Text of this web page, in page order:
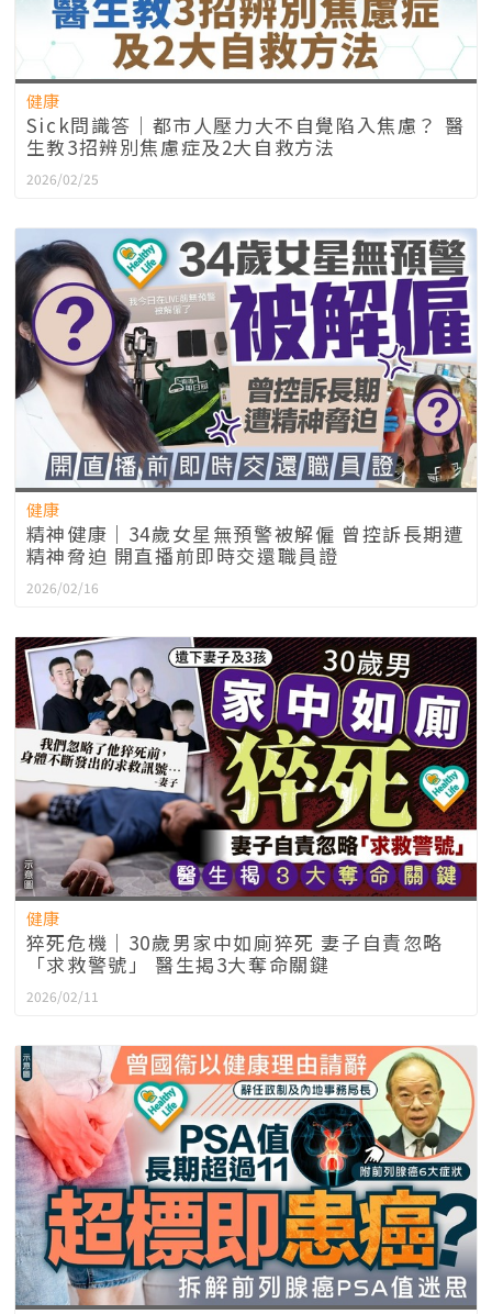
健康
Sick問識答｜都市人壓力大不自覺陷入焦慮？ 醫
生教3招辨別焦慮症及2大自救方法
2026/02/25
健康
精神健康｜34歲女星無預警被解僱 曾控訴長期遭
精神脅迫 開直播前即時交還職員證
2026/02/16
健康
猝死危機｜30歲男家中如廁猝死 妻子自責忽略
「求救警號」 醫生揭3大奪命關鍵
2026/02/11